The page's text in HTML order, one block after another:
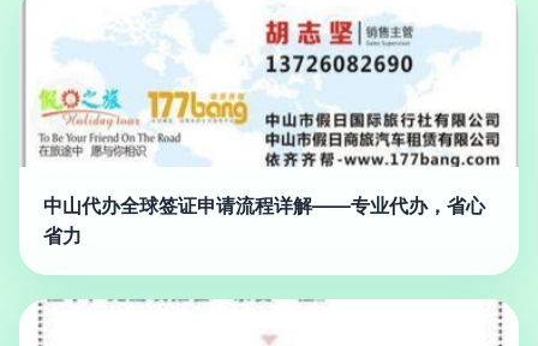
中山代办全球签证申请流程详解——专业代办，省心
省力